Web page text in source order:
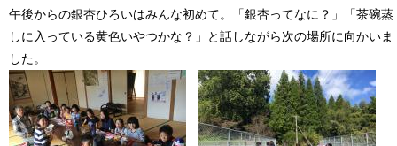
午後からの銀杏ひろいはみんな初めて。「銀杏ってなに？」「茶碗蒸
しに入っている黄色いやつかな？」と話しながら次の場所に向かいま
した。